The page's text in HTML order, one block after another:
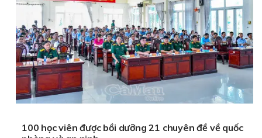
100 học viên được bồi dưỡng 21 chuyên đề về quốc